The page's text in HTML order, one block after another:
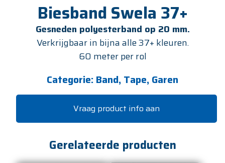
Biesband Swela 37+
Gesneden polyesterband op 20 mm.
Verkrijgbaar in bijna alle 37+ kleuren.
60 meter per rol
Categorie: Band, Tape, Garen
Vraag product info aan
Gerelateerde producten